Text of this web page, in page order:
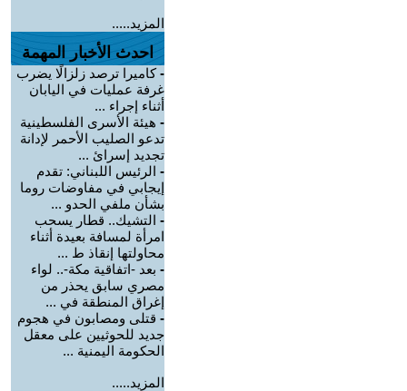
المزيد.....
احدث الأخبار المهمة
-كاميرا ترصد زلزالًا يضرب
غرفة عمليات في اليابان
أثناء إجراء ...
- هيئة الأسرى الفلسطينية
تدعو الصليب الأحمر لإدانة
تجديد إسرائ ...
- الرئيس اللبناني: تقدم
إيجابي في مفاوضات روما
بشأن ملفي الحدو ...
- التشيك.. قطار يسحب
امرأة لمسافة بعيدة أثناء
محاولتها إنقاذ ط ...
- بعد -اتفاقية مكة-.. لواء
مصري سابق يحذر من
إغراق المنطقة في ...
- قتلى ومصابون في هجوم
جديد للحوثيين على معقل
الحكومة اليمنية ...
المزيد.....